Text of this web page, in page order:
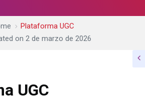
Plataforma UGC
on 2 de marzo de 2026
UGC